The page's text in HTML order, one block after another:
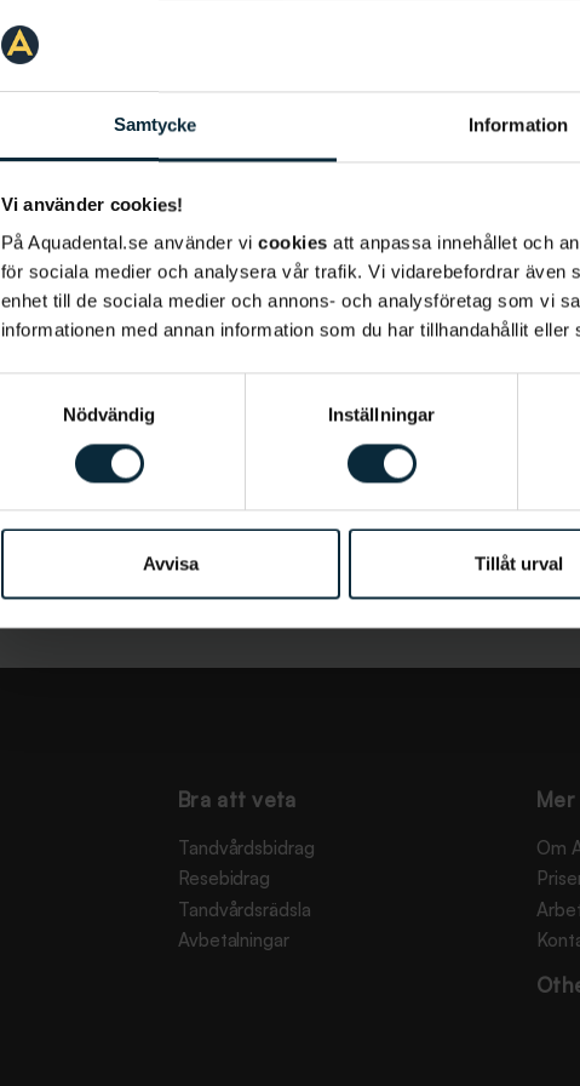
Samtycke Information
Vi använder cookies!
På Aquadental.se använder vi cookies att anpassa innehållet och
för sociala medier och analysera vår trafik. Vi vidarebefordrar även
enhet till de sociala medier och annons- och analysföretag som vi
informationen med annan information som du har tillhandahållit
Nödvändig
Inställningar
Avvisa Tillåt urval
Bra att veta
Tandvårdsbidrag
Resebidrag
Tandvårdsrädsla
Avbetalningar
Om